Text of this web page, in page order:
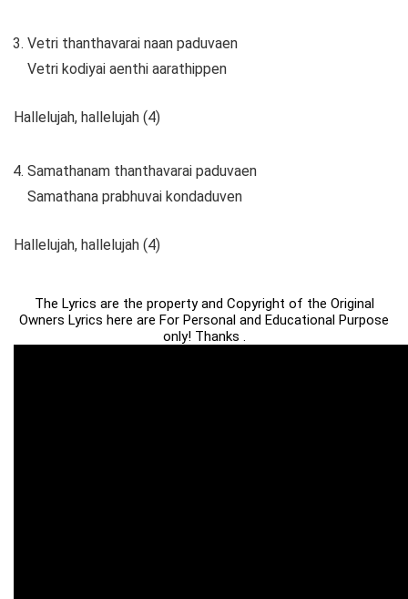
Vetri thanthavarai naan paduvaen
Vetri kodiyai aenthi aarathippen
Hallelujah, hallelujah (4)
Samathanam thanthavarai paduvaen
Samathana prabhuvai kondaduven
Hallelujah, hallelujah (4)
The Lyrics are the property and Copyright of the Original
Owners Lyrics here are For Personal and Educational Purpose
only! Thanks .